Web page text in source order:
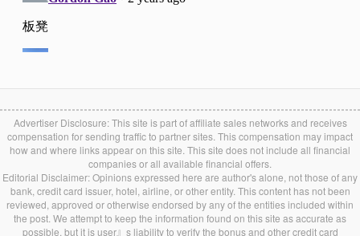
Advertiser Disclosure: This site is part of affiliate sales networks and receives
compensation for sending traffic to partner sites. This compensation may impact
how and where links appear on this site. This site does not include all financial
companies or all available financial offers.
Editorial Disclaimer: Opinions expressed here are author's alone, not those of any
bank, credit card issuer, hotel, airline, or other entity. This content has not been
reviewed, approved or otherwise endorsed by any of the entities included within
the post. We attempt to keep the information found on this site as accurate as
possible, but it is user』s liability to verify the bonus and other credit card